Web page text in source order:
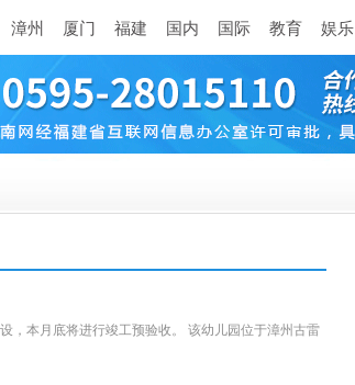
漳州 厦门 福建 国内 国际 教育 娱乐
，本月底将进行竣工预验收。 该幼儿园位于漳州古雷